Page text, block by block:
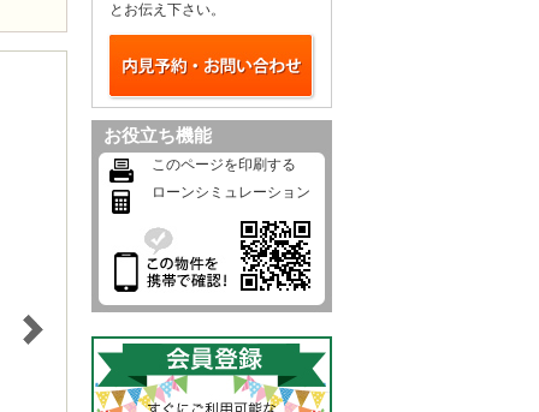
とお伝え下さい。
お役立ち機能
このページを印刷する
ローンシミュレーション